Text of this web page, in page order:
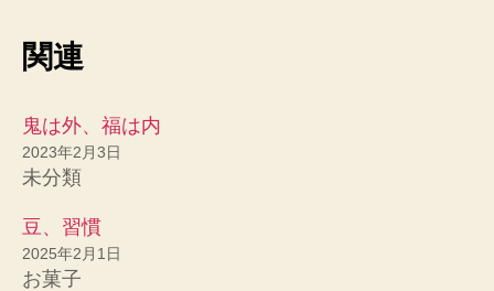
関連
鬼は外、福は内
2023年2月3日
未分類
豆、習慣
2025年2月1日
お菓子